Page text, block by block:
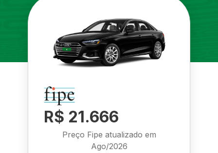
R$ 21.666
Preço Fipe atualizado em
Ago/2026